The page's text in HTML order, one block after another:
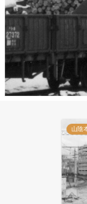
山陰